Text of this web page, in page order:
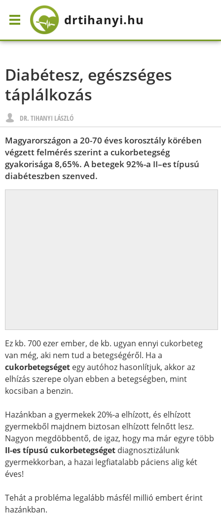
drtihanyi.hu
Diabétesz, egészséges
táplálkozás
DR. TIHANYI LÁSZLÓ
Magyarországon a 20-70 éves korosztály körében
végzett felmérés szerint a cukorbetegség
gyakorisága 8,65%. A betegek 92%-a II–es típusú
diabéteszben szenved.
Ez kb. 700 ezer ember, de kb. ugyan ennyi cukorbeteg
van még, aki nem tud a betegségéről. Ha a
cukorbetegséget egy autóhoz hasonlítjuk, akkor az
elhízás szerepe olyan ebben a betegségben, mint
kocsiban a benzin.
Hazánkban a gyermekek 20%-a elhízott, és elhízott
gyermekből majdnem biztosan elhízott felnőtt lesz.
Nagyon megdöbbentő, de igaz, hogy ma már egyre több
II-es típusú cukorbetegséget diagnosztizálunk
gyermekkorban, a hazai legfiatalabb páciens alig két
éves!
Tehát a probléma legalább másfél millió embert érint
hazánkban.